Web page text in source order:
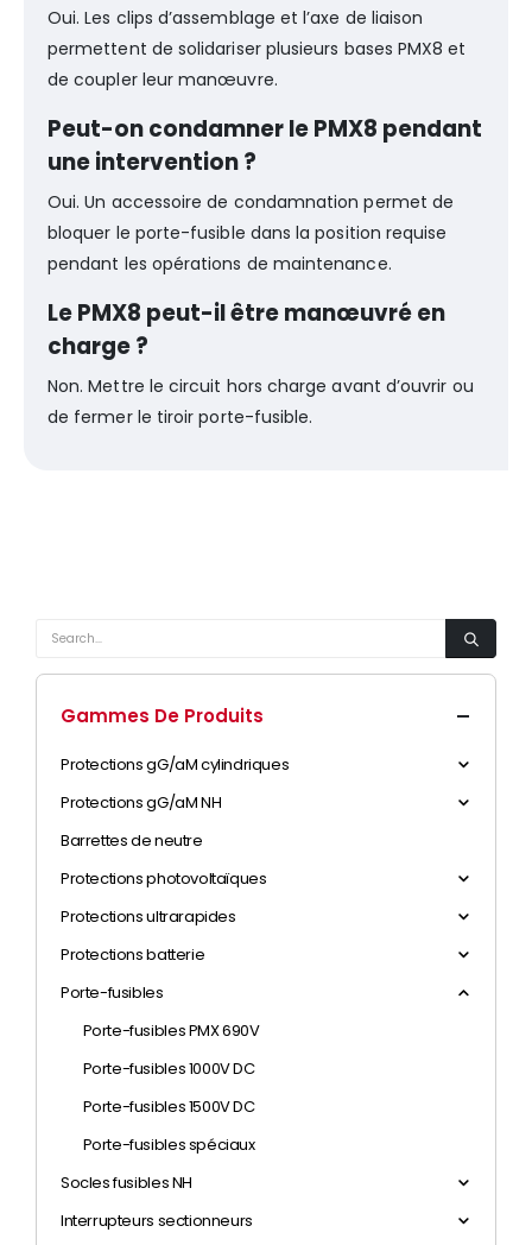
Oui. Les clips d’assemblage et l’axe de liaison
permettent de solidariser plusieurs bases PMX8 et
de coupler leur manœuvre.
Peut-on condamner le PMX8 pendant
une intervention ?
Oui. Un accessoire de condamnation permet de
bloquer le porte-fusible dans la position requise
pendant les opérations de maintenance.
Le PMX8 peut-il être manœuvré en
charge ?
Non. Mettre le circuit hors charge avant d’ouvrir ou
de fermer le tiroir porte-fusible.
Gammes De Produits
Protections gG/aM cylindriques
Protections gG/aM NH
Barrettes de neutre
Protections photovoltaïques
Protections ultrarapides
Protections batterie
Porte-fusibles
Porte-fusibles PMX 690V
Porte-fusibles 1000V DC
Porte-fusibles 1500V DC
Porte-fusibles spéciaux
Socles fusibles NH
Interrupteurs sectionneurs